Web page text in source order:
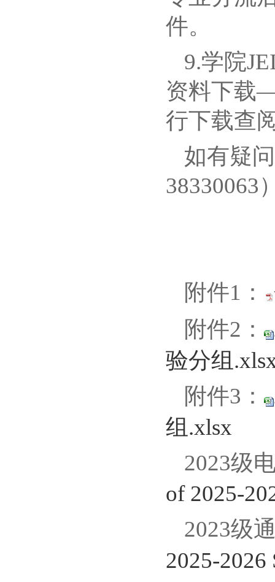
件。
9.学院
资料下载
行下载查
如有疑
38330063
附件1：
附件2：
验分组
附件3：
组.xlsx
2023级
of 2025-
2023级
2025-2026